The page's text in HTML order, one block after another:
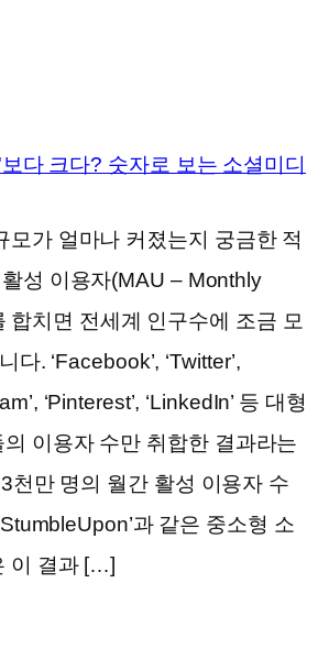
다 크다? 숫자로 보는 소셜미디
모가 얼마나 커졌는지 궁금한 적
성 이용자(MAU – Monthly
합치면 전세계 인구수에 조금 모
다. ‘Facebook’, ‘Twitter’,
‘Pinterest’, ‘LinkedIn’ 등 대형
이용자 수만 취합한 결과라는
천만 명의 월간 활성 이용자 수
과 같은 중소형 소
이 결과 […]